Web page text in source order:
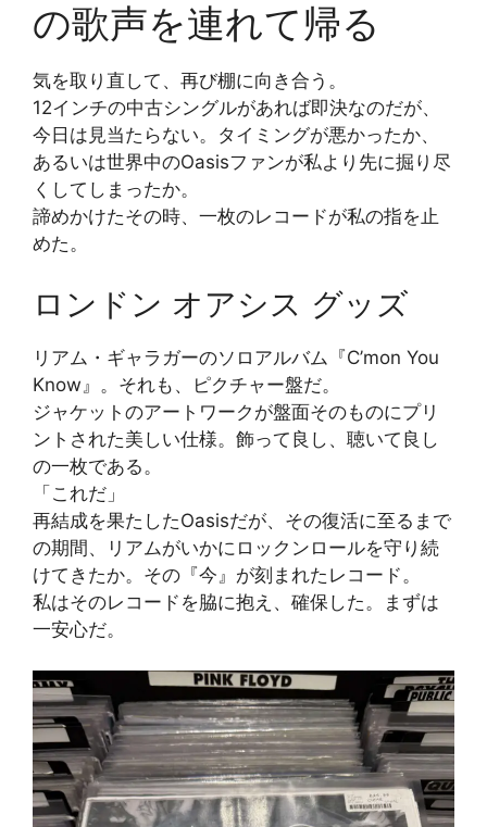
の歌声を連れて帰る
気を取り直して、再び棚に向き合う。
12インチの中古シングルがあれば即決なのだが、
今日は見当たらない。タイミングが悪かったか、
あるいは世界中のOasisファンが私より先に掘り尽
くしてしまったか。
諦めかけたその時、一枚のレコードが私の指を止
めた。
ロンドン オアシス グッズ
リアム・ギャラガーのソロアルバム『C’mon You
Know』。それも、ピクチャー盤だ。
ジャケットのアートワークが盤面そのものにプリ
ントされた美しい仕様。飾って良し、聴いて良し
の一枚である。
「これだ」
再結成を果たしたOasisだが、その復活に至るまで
の期間、リアムがいかにロックンロールを守り続
けてきたか。その『今』が刻まれたレコード。
私はそのレコードを脇に抱え、確保した。まずは
一安心だ。